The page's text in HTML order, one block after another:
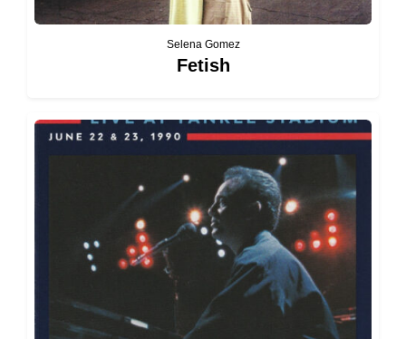
Selena Gomez
Fetish